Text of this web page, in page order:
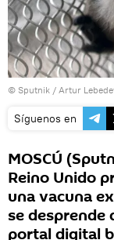
© Sputnik / Artur
Síguenos en
MOSCÚ
Reino Unido
una vacuna
se desprende
portal digital